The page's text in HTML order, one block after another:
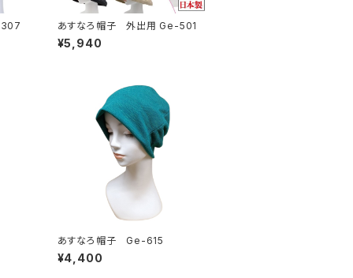
出用 Ge-307 あすなろ帽子 外出用 Ge-501
¥5,940
あすなろ帽子 Ge-615
¥4,400